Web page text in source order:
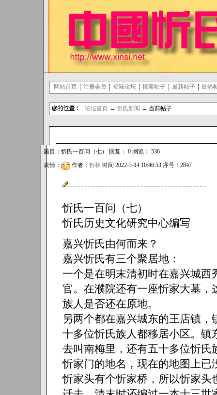
网站首页 注册会员 登陆论坛 搜索帖子 最新帖子 最热
论坛首页 →忻氏新闻 → 当前帖子
题目：忻氏一百问（七） 回复： 0 浏览： 536
表情： 作者：忻林时间 2022-3-14 10:46:53 序号：2847
忻氏一百问（七）
忻氏历史文化研究中心编写
嘉兴忻氏由何而来？
嘉兴忻氏有三个聚居地：
一个是在明末清初时在嘉兴城
官。在濮院还有一座忻家大墓
族人是否还在原地。
另两个都在嘉兴城东的王店镇
十多位忻氏族人都移居小区。
去叫南梅里，还有五十多位忻
忻家门的地名，现在的地图上已
忻家头有个忻家桥，所以忻家